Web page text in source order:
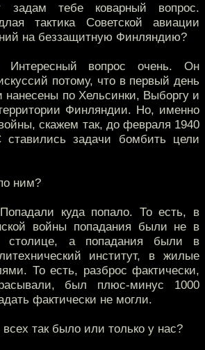
задам тебе коварный вопрос.
тактика Советской авиации
на беззащитную Финляндию?
Интересный вопрос очень. Он
потому, что в первый день
по Хельсинки, Выборгу и
Финляндии. Но, именно
скажем так, до февраля 1940
задачи бомбить цели
ним?
Попадали куда попало. То есть, в
войны попадания были не в
столице, а попадания были в
институт, в жилые
То есть, разброс фактически,
был плюс-минус 1000
фактически не могли.
так было или только у нас?